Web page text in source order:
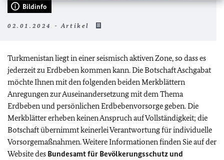
Bildinfo
02.01.2024 - Artikel
Turkmenistan liegt in einer seismisch aktiven Zone, so dass es
jederzeit zu Erdbeben kommen kann. Die Botschaft Aschgabat
möchte Ihnen mit den folgenden beiden Merkblättern
Anregungen zur Auseinandersetzung mit dem Thema
Erdbeben und persönlichen Erdbebenvorsorge geben. Die
Merkblätter erheben keinen Anspruch auf Vollständigkeit; die
Botschaft übernimmt keinerlei Verantwortung für individuelle
Vorsorgemaßnahmen. Weitere Informationen finden Sie auf der
Website des Bundesamt für Bevölkerungsschutz und